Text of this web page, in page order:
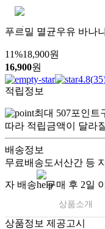
푸르밀 멸균우유 바나
11%18,900원
16,900원
4.8(35
적립정보
최대 507포인트
따라 적립금액이 달라
배송정보
무료배송도서산간 등
자 배송 구매 후 2일
상품소개
상품정보 제공고시